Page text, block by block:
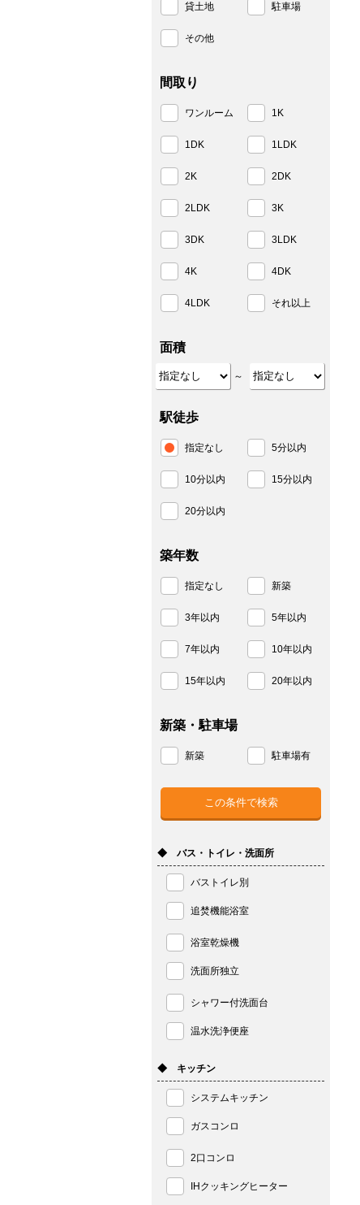
貸土地 駐車場
その他
間取り
ワンルーム 1K
1DK 1LDK
2K 2DK
2LDK 3K
3DK 3LDK
4K 4DK
4LDK それ以上
面積
～
駅徒歩
指定なし 5分以内
10分以内 15分以内
20分以内
築年数
指定なし 新築
3年以内 5年以内
7年以内 10年以内
15年以内 20年以内
新築・駐車場
新築 駐車場有
◆ バス・トイレ・洗面所
バストイレ別
追焚機能浴室
浴室乾燥機
洗面所独立
シャワー付洗面台
温水洗浄便座
◆ キッチン
システムキッチン
ガスコンロ
2口コンロ
IHクッキングヒーター